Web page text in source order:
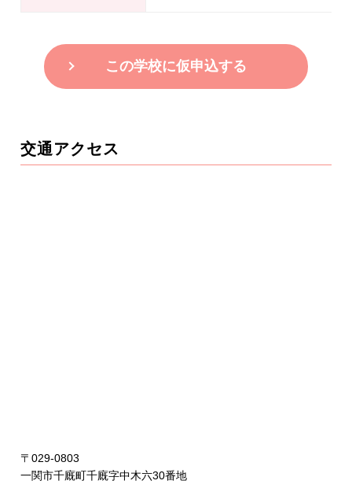
この学校に仮申込する
交通アクセス
〒029-0803
一関市千廐町千廐字中木六30番地